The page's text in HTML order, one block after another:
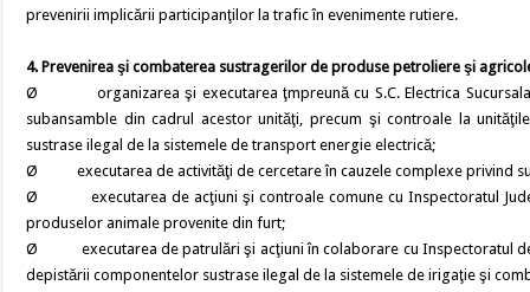
prevenirii implicării participanţilor la trafic în evenimente rutiere.
4. Prevenirea şi combaterea sustragerilor de produse petroliere şi
Ø organizarea şi executarea ţmpreună cu S.C. Electrica Sucursala
subansamble din cadrul acestor unităţi, precum şi controale la
sustrase ilegal de la sistemele de transport energie electrică;
Ø executarea de activităţi de cercetare în cauzele complexe privind
Ø executarea de acţiuni şi controale comune cu Inspectoratul
produselor animale provenite din furt;
Ø executarea de patrulări şi acţiuni în colaborare cu Inspectoratul de
depistării componentelor sustrase ilegal de la sistemele de irigaţie şi